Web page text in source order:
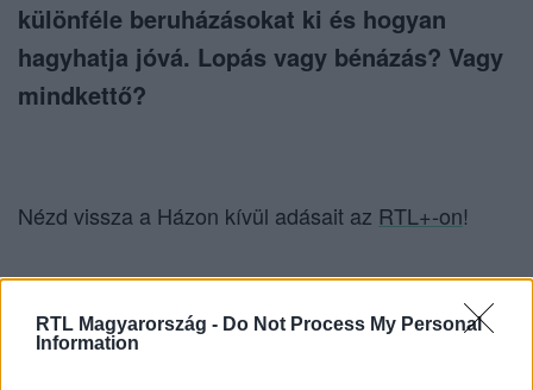
RTL Magyarország - Do Not Process My Personal
Information
különféle beruházásokat ki és hogyan
hagyhatja jóvá. Lopás vagy bénázás? Vagy
mindkettő?
Nézd vissza a Házon kívül adásait az RTL+-on!
legyen a Google-találatokban!